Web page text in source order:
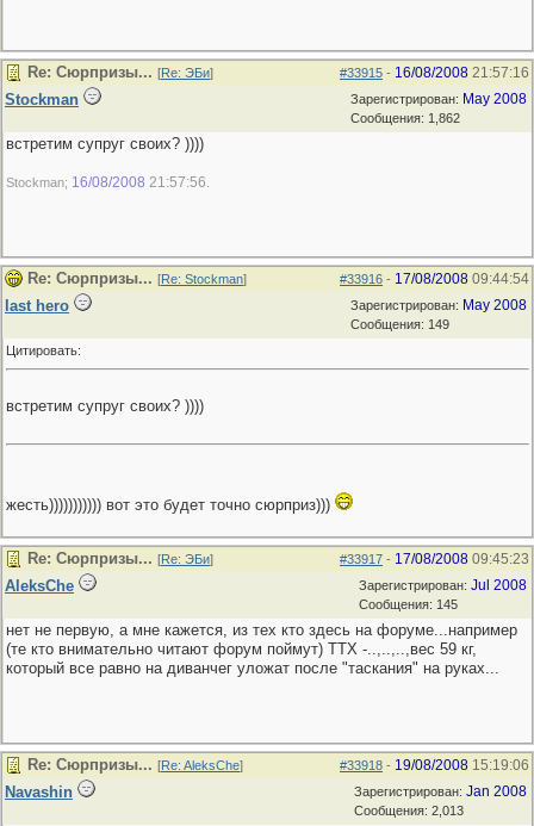
#33915 - 16/08/2008 21:57:16
Re: Сюрпризы... [Re: ЭБи]
Зарегистрирован: May 2008
Сообщения: 1,862
Stockman
встретим супруг своих? ))))
Stockman; 16/08/2008 21:57:56
#33916 - 17/08/2008 09:44:54
Re: Сюрпризы... [Re: Stockman]
Зарегистрирован: May 2008
Сообщения: 149
last hero
Цитировать:
встретим супруг своих? ))))
жесть))))))))))) вот это будет точно сюрприз)))
#33917 - 17/08/2008 09:45:23
Re: Сюрпризы... [Re: ЭБи]
Зарегистрирован: Jul 2008
Сообщения: 145
AleksChe
нет не первую, а мне кажется, из тех кто здесь на форуме...например
(те кто внимательно читают форум поймут) ТТХ -..,..,..,вес 59 кг,
который все равно на диванчег уложат после "таскания" на руках...
#33918 - 19/08/2008 15:19:06
Re: Сюрпризы... [Re: AleksChe]
Зарегистрирован: Jan 2008
Сообщения: 2,013
Navashin